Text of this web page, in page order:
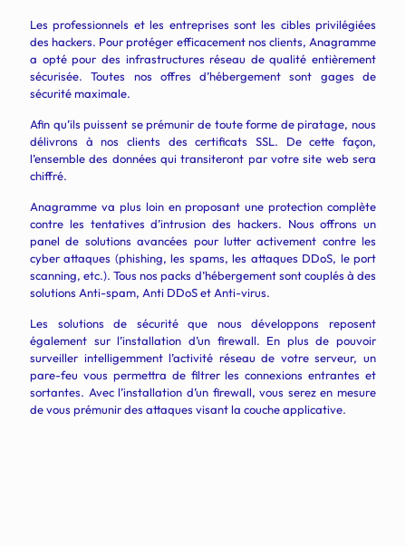
Les professionnels et les entreprises sont les cibles privilégiées
des hackers. Pour protéger efficacement nos clients, Anagramme
a opté pour des infrastructures réseau de qualité entièrement
sécurisée. Toutes nos offres d’hébergement sont gages de
sécurité maximale.
Afin qu’ils puissent se prémunir de toute forme de piratage, nous
délivrons à nos clients des certificats SSL. De cette façon,
l’ensemble des données qui transiteront par votre site web sera
chiffré.
Anagramme va plus loin en proposant une protection complète
contre les tentatives d’intrusion des hackers. Nous offrons un
panel de solutions avancées pour lutter activement contre les
cyber attaques (phishing, les spams, les attaques DDoS, le port
scanning, etc.). Tous nos packs d’hébergement sont couplés à des
solutions Anti-spam, Anti DDoS et Anti-virus.
Les solutions de sécurité que nous développons reposent
également sur l’installation d’un firewall. En plus de pouvoir
surveiller intelligemment l’activité réseau de votre serveur, un
pare-feu vous permettra de filtrer les connexions entrantes et
sortantes. Avec l’installation d’un firewall, vous serez en mesure
de vous prémunir des attaques visant la couche applicative.